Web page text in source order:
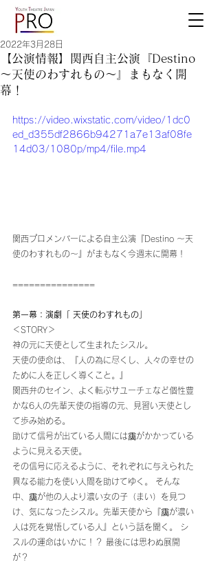
【公演情報】関西自主公演『Destino
〜天使のわすれもの〜』まもなく開
幕！
2022年3月28日
https://video.wixstatic.com/video/1dc0
ed_d355df2866b94271a7e13af08fe
14d03/1080p/mp4/file.mp4
関西プロメンバーによる自主公演『Destino 〜天
使のわすれもの〜』がまもなく今週末に開幕！
===============
第一幕：演劇「 天使のわすれもの」
＜STORY＞
神の元に天使として生まれたシスル。
天使の使命は、『人の為に尽くし、人々の幸せの
ために人を正しく導くこと。』
関西弁のセイン、よく転ぶサユーチェなど個性豊
かな6人の先輩天使の指導の元、見習い天使とし
て歩み始める。
助けて信号が出ている人間には靄がかかっている
ように見える天使。
その信号に応えるように、それぞれに与えられた
異なる能力を使い人間を助けてゆく。 そんな
中、靄が他の人より濃い女の子（まい）を見つ
け、気になったシスル。先輩天使から『靄が濃い
人は死を覚悟している人』という話を聞く。 シ
スルの運命はいかに！？ 最後には思わぬ展開
が？